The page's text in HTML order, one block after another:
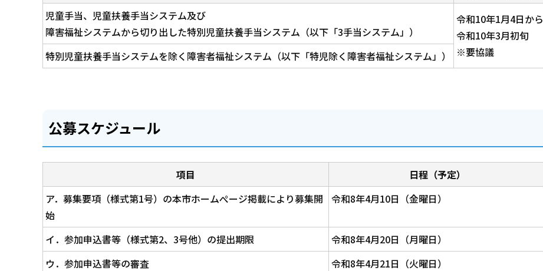
児童手当、児童扶養手当システム及び
障害福祉システムから切り出した特別児童扶養手当システム（以下「3手当システム」）
令和10年1月4日から
令和10年3月初旬
※要協議
特別児童扶養手当システムを除く障害者福祉システム（以下「特児除く障害者福祉システム」）
公募スケジュール
項目
日程（予定）
ア．募集要項（様式第1号）の本市ホームぺージ掲載により募集開
始
令和8年4月10日（金曜日）
イ．参加申込書等（様式第2、3号他）の提出期限
令和8年4月20日（月曜日）
ウ．参加申込書等の審査
令和8年4月21日（火曜日）